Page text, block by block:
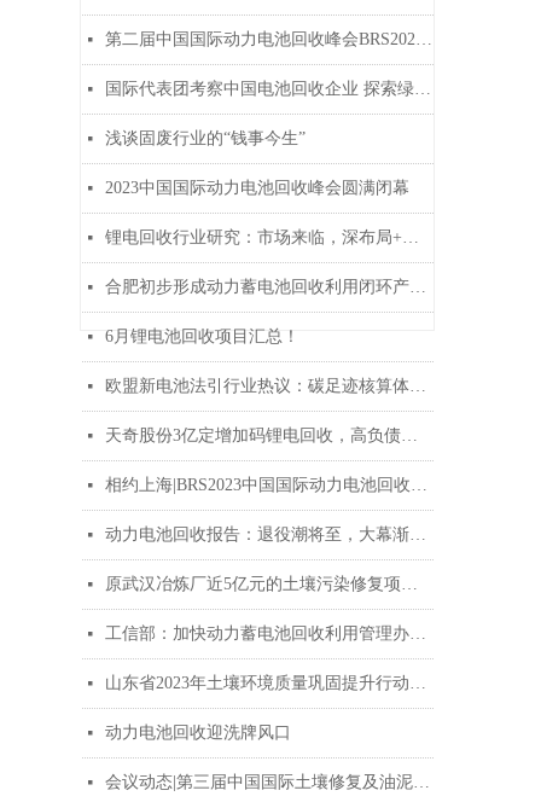
넷 第二届中国国际动力电池回收峰会BRS2024广州站圆满闭幕
넷 国际代表团考察中国电池回收企业 探索绿色可持续发展新机遇
넷 浅谈固废行业的“钱事今生”
넷 2023中国国际动力电池回收峰会圆满闭幕
넷 锂电回收行业研究：市场来临，深布局+精处置为决胜之道
넷 合肥初步形成动力蓄电池回收利用闭环产业生态
넷 6月锂电池回收项目汇总！
넷 欧盟新电池法引行业热议：碳足迹核算体系需国际互认
넷 天奇股份3亿定增加码锂电回收，高负债下如何走出流动性困局？
넷 相约上海|BRS2023中国国际动力电池回收峰会将于10月26-27日召开
넷 动力电池回收报告：退役潮将至，大幕渐开启
넷 原武汉冶炼厂近5亿元的土壤污染修复项目全部水泥窑协同处置
넷 工信部：加快动力蓄电池回收利用管理办法研究制定
넷 山东省2023年土壤环境质量巩固提升行动方案印发！
넷 动力电池回收迎洗牌风口
넷 会议动态|第三届中国国际土壤修复及油泥治理峰会将于7月13-14日在南京召开